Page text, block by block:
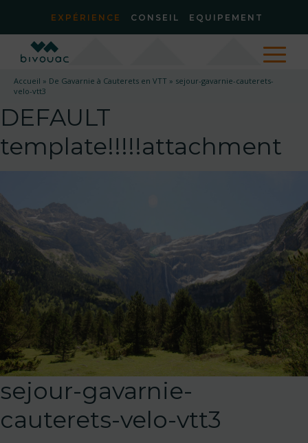
EXPÉRIENCE CONSEIL EQUIPEMENT
Accueil » De Gavarnie à Cauterets en VTT » sejour-gavarnie-cauterets-
velo-vtt3
DEFAULT
template!!!!!attachment
sejour-gavarnie-
cauterets-velo-vtt3